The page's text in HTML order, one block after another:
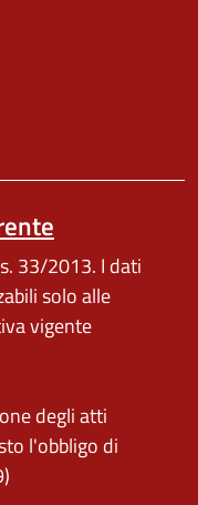
33/2013. I dati
solo alle
vigente
degli atti
l'obbligo di